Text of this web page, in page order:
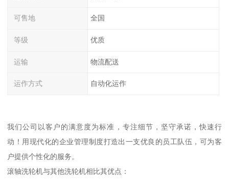
可售地 全国
等级 优质
运输 物流配送
运作方式 自动化运作
我们公司以客户的满意度为标准，专注细节，坚守承诺，快速行
动！用现代化的企业管理制度打造出一支优良的员工队伍，可为客
户提供个性化的服务。
滚轴洗轮机与其他洗轮机相比其优点：